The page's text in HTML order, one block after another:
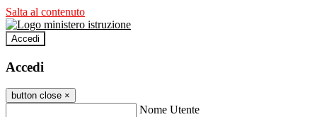
Salta al contenuto
Accedi
Accedi
button close ×
Nome Utente